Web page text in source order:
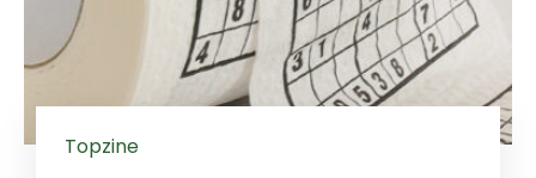
Topzine